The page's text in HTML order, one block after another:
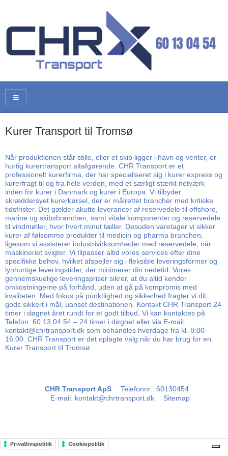
Kurer Transport til Tromsø
Når produktionen står stille, eller et skib ligger i havn og venter, er
hurtig kurertransport altafgørende. CHR Transport er et
professionelt kurerfirma, der har specialiseret sig i kurer express og
kurerfragt til og fra hele verden, med et særligt stærkt netværk
inden for kurer i Danmark og kurer i Europa. Vi tilbyder
skræddersyet kurerkørsel, der er målrettet brancher med kritiske
tidsfrister. Det gælder akutte leverancer af reservedele til offshore,
marine og skibsbranchen, samt vitale komponenter og reservedele
til vindmøller, hvor hvert minut tæller. Desuden varetager vi sikker
kurer af følsomme produkter til medicin og pharma branchen,
ligesom vi assisterer industrivirksomheder med reservedele, når
maskineriet svigter. Vi tilpasser altid vores services efter dine
specifikke behov, hvilket afspejler sig i fleksible leveringsformer og
lynhurtige leveringstider, der minimerer din nedetid. Vores
gennemskuelige leveringspriser sikrer, at du altid kender
omkostningerne på forhånd, uden at gå på kompromis med
kvaliteten. Med fokus på punktlighed og sikkerhed fragter vi dit
gods sikkert i mål, uanset destinationen. Kontakt CHR Transport 24
timer i døgnet året rundt for et godt tilbud. Vi kan kontaktes på
Telefon: 60 13 04 54 – 24 timer i døgnet eller via E-mail:
kontakt@chrtransport.dk som behandles hverdage fra kl. 8:00-
16:00. CHR Transport er det oplagte valg når du har brug for en
Kurer Transport til Tromsø
CHR Transport ApS Telefonnr.: 60130454
E-mail: kontakt@chrtransport.dk Sitemap
Privatlivspolitik Cookiepolitik